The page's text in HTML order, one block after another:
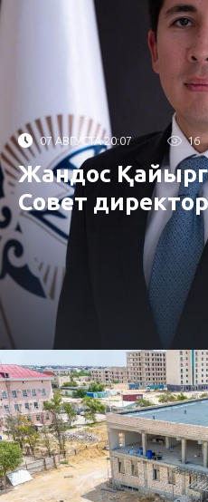
07 АВГУСТА 20:07 16
Жандос
Совет